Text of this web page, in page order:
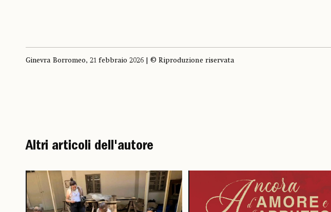
Ginevra Borromeo, 21 febbraio 2026 | © Riproduzione riservata
Altri articoli dell'autore